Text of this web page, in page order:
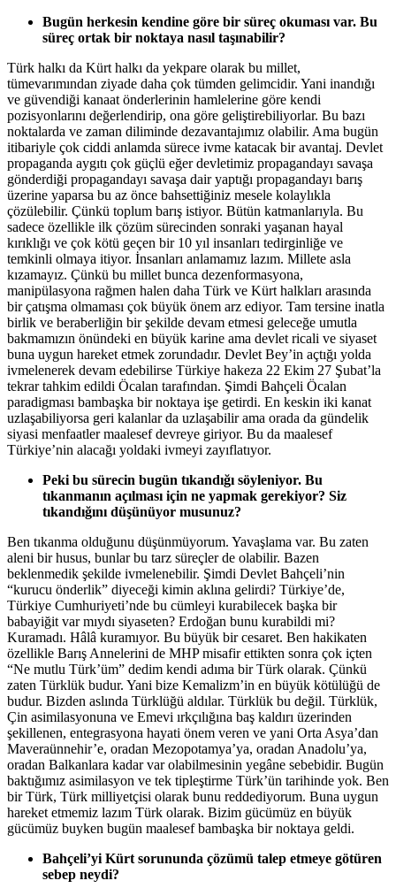
Bugün herkesin kendine göre bir süreç okuması var. Bu
süreç ortak bir noktaya nasıl taşınabilir?
Türk halkı da Kürt halkı da yekpare olarak bu millet,
tümevarımından ziyade daha çok tümden gelimcidir. Yani inandığı
ve güvendiği kanaat önderlerinin hamlelerine göre kendi
pozisyonlarını değerlendirip, ona göre geliştirebiliyorlar. Bu bazı
noktalarda ve zaman diliminde dezavantajımız olabilir. Ama bugün
itibariyle çok ciddi anlamda sürece ivme katacak bir avantaj. Devlet
propaganda aygıtı çok güçlü eğer devletimiz propagandayı savaşa
gönderdiği propagandayı savaşa dair yaptığı propagandayı barış
üzerine yaparsa bu az önce bahsettiğiniz mesele kolaylıkla
çözülebilir. Çünkü toplum barış istiyor. Bütün katmanlarıyla. Bu
sadece özellikle ilk çözüm sürecinden sonraki yaşanan hayal
kırıklığı ve çok kötü geçen bir 10 yıl insanları tedirginliğe ve
temkinli olmaya itiyor. İnsanları anlamamız lazım. Millete asla
kızamayız. Çünkü bu millet bunca dezenformasyona,
manipülasyona rağmen halen daha Türk ve Kürt halkları arasında
bir çatışma olmaması çok büyük önem arz ediyor. Tam tersine inatla
birlik ve beraberliğin bir şekilde devam etmesi geleceğe umutla
bakmamızın önündeki en büyük karine ama devlet ricali ve siyaset
buna uygun hareket etmek zorundadır. Devlet Bey’in açtığı yolda
ivmelenerek devam edebilirse Türkiye hakeza 22 Ekim 27 Şubat’la
tekrar tahkim edildi Öcalan tarafından. Şimdi Bahçeli Öcalan
paradigması bambaşka bir noktaya işe getirdi. En keskin iki kanat
uzlaşabiliyorsa geri kalanlar da uzlaşabilir ama orada da gündelik
siyasi menfaatler maalesef devreye giriyor. Bu da maalesef
Türkiye’nin alacağı yoldaki ivmeyi zayıflatıyor.
Peki bu sürecin bugün tıkandığı söyleniyor. Bu
tıkanmanın açılması için ne yapmak gerekiyor? Siz
tıkandığını düşünüyor musunuz?
Ben tıkanma olduğunu düşünmüyorum. Yavaşlama var. Bu zaten
aleni bir husus, bunlar bu tarz süreçler de olabilir. Bazen
beklenmedik şekilde ivmelenebilir. Şimdi Devlet Bahçeli’nin
“kurucu önderlik” diyeceği kimin aklına gelirdi? Türkiye’de,
Türkiye Cumhuriyeti’nde bu cümleyi kurabilecek başka bir
babayiğit var mıydı siyaseten? Erdoğan bunu kurabildi mi?
Kuramadı. Hâlâ kuramıyor. Bu büyük bir cesaret. Ben hakikaten
özellikle Barış Annelerini de MHP misafir ettikten sonra çok içten
“Ne mutlu Türk’üm” dedim kendi adıma bir Türk olarak. Çünkü
zaten Türklük budur. Yani bize Kemalizm’in en büyük kötülüğü de
budur. Bizden aslında Türklüğü aldılar. Türklük bu değil. Türklük,
Çin asimilasyonuna ve Emevi ırkçılığına baş kaldırı üzerinden
şekillenen, entegrasyona hayati önem veren ve yani Orta Asya’dan
Maveraünnehir’e, oradan Mezopotamya’ya, oradan Anadolu’ya,
oradan Balkanlara kadar var olabilmesinin yegâne sebebidir. Bugün
baktığımız asimilasyon ve tek tipleştirme Türk’ün tarihinde yok. Ben
bir Türk, Türk milliyetçisi olarak bunu reddediyorum. Buna uygun
hareket etmemiz lazım Türk olarak. Bizim gücümüz en büyük
gücümüz buyken bugün maalesef bambaşka bir noktaya geldi.
Bahçeli’yi Kürt sorununda çözümü talep etmeye götüren
sebep neydi?